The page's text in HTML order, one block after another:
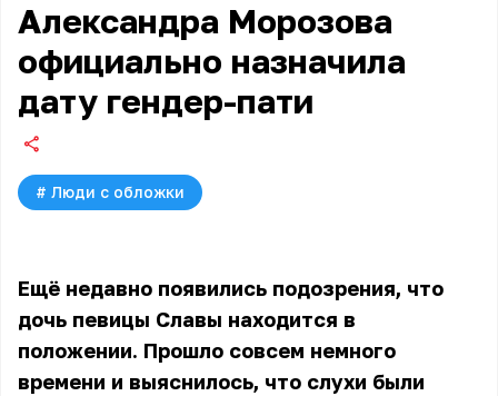
Александра Морозова
официально назначила
дату гендер-пати
# Люди с обложки
Ещё недавно появились подозрения, что
дочь певицы Славы находится в
положении. Прошло совсем немного
времени и выяснилось, что слухи были